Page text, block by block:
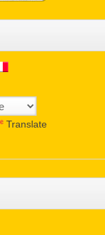
Translate